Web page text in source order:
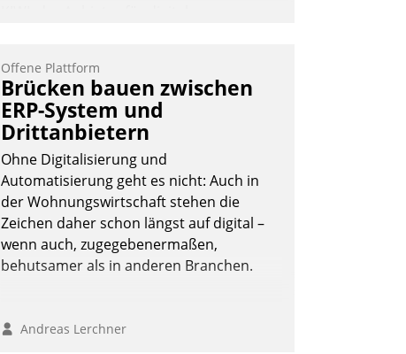
Softwareentwicklungshaus Datatrain.
Andreas Lerchner
Offene Plattform
Brücken bauen zwischen
ERP-System und
Drittanbietern
Ohne Digitalisierung und
Automatisierung geht es nicht: Auch in
der Wohnungswirtschaft stehen die
Zeichen daher schon längst auf digital –
wenn auch, zugegebenermaßen,
behutsamer als in anderen Branchen.
Andreas Lerchner